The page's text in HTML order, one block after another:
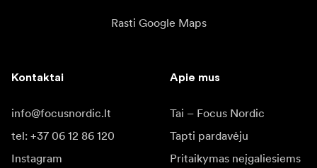
Rasti Google Maps
Kontaktai
info@focusnordic.lt
tel: +37 06 12 86 120
Instagram
Apie mus
Tai – Focus Nordic
Tapti pardavėju
Pritaikymas neįgaliesiems